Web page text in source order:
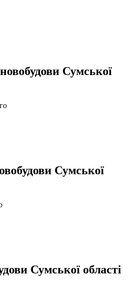
Сумської
Сумської
Сумської області